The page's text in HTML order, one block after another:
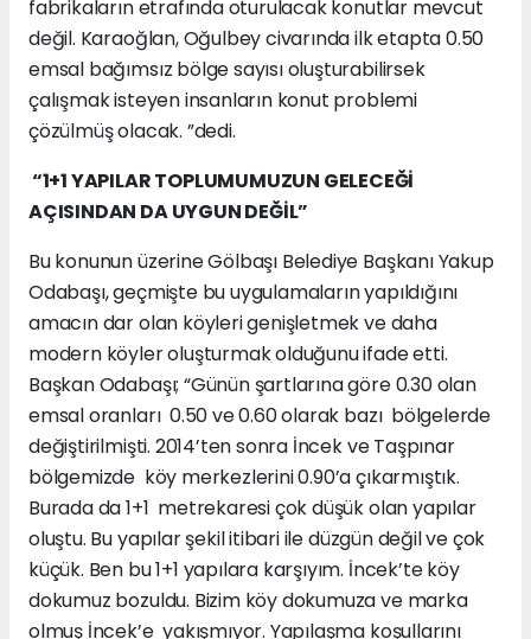
fabrikaların etrafında oturulacak konutlar mevcut
değil. Karaoğlan, Oğulbey civarında ilk etapta 0.50
emsal bağımsız bölge sayısı oluşturabilirsek
çalışmak isteyen insanların konut problemi
çözülmüş olacak. ”dedi.
“1+1 YAPILAR TOPLUMUMUZUN GELECEĞİ
AÇISINDAN DA UYGUN DEĞİL”
Bu konunun üzerine Gölbaşı Belediye Başkanı Yakup
Odabaşı, geçmişte bu uygulamaların yapıldığını
amacın dar olan köyleri genişletmek ve daha
modern köyler oluşturmak olduğunu ifade etti.
Başkan Odabaşı; “Günün şartlarına göre 0.30 olan
emsal oranları 0.50 ve 0.60 olarak bazı bölgelerde
değiştirilmişti. 2014’ten sonra İncek ve Taşpınar
bölgemizde köy merkezlerini 0.90’a çıkarmıştık.
Burada da 1+1 metrekaresi çok düşük olan yapılar
oluştu. Bu yapılar şekil itibari ile düzgün değil ve çok
küçük. Ben bu 1+1 yapılara karşıyım. İncek’te köy
dokumuz bozuldu. Bizim köy dokumuza ve marka
olmuş İncek’e yakışmıyor. Yapılaşma koşullarını